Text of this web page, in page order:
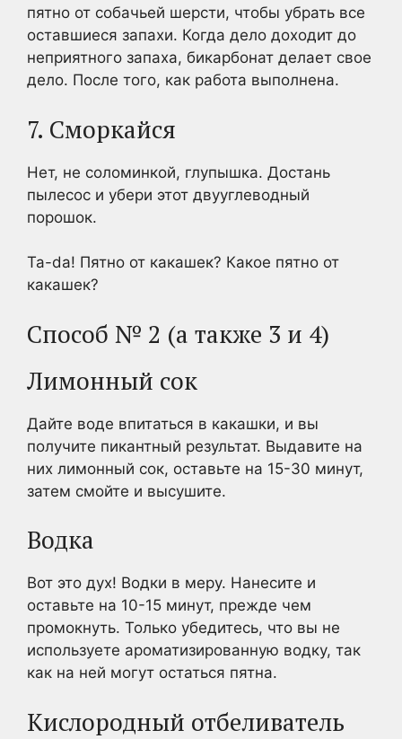
пятно от собачьей шерсти, чтобы убрать все
оставшиеся запахи. Когда дело доходит до
неприятного запаха, бикарбонат делает свое
дело. После того, как работа выполнена.
7. Сморкайся
Нет, не соломинкой, глупышка. Достань
пылесос и убери этот двууглеводный
порошок.
Ta-da! Пятно от какашек? Какое пятно от
какашек?
Способ № 2 (а также 3 и 4)
Лимонный сок
Дайте воде впитаться в какашки, и вы
получите пикантный результат. Выдавите на
них лимонный сок, оставьте на 15-30 минут,
затем смойте и высушите.
Водка
Вот это дух! Водки в меру. Нанесите и
оставьте на 10-15 минут, прежде чем
промокнуть. Только убедитесь, что вы не
используете ароматизированную водку, так
как на ней могут остаться пятна.
Кислородный отбеливатель